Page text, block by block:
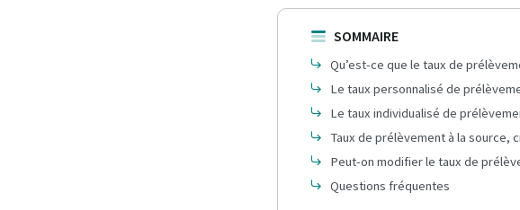
SOMMAIRE
Qu’est-ce que le taux de
Le taux personnalisé de
Le taux individualisé de
Taux de prélèvement à la source,
Peut-on modifier le taux de
Questions fréquentes